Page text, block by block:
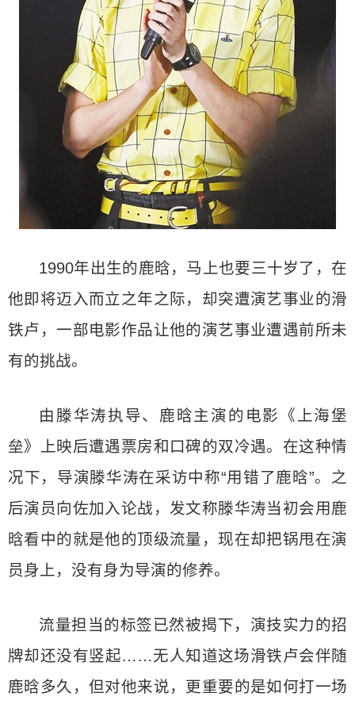
1990年出生的鹿晗，马上也要三十岁了，在
他即将迈入而立之年之际，却突遭演艺事业的滑
铁卢，一部电影作品让他的演艺事业遭遇前所未
有的挑战。
由滕华涛执导、鹿晗主演的电影《上海堡
垒》上映后遭遇票房和口碑的双冷遇。在这种情
况下，导演滕华涛在采访中称“用错了鹿晗”。之
后演员向佐加入论战，发文称滕华涛当初会用鹿
晗看中的就是他的顶级流量，现在却把锅甩在演
员身上，没有身为导演的修养。
流量担当的标签已然被揭下，演技实力的招
牌却还没有竖起……无人知道这场滑铁卢会伴随
鹿晗多久，但对他来说，更重要的是如何打一场